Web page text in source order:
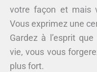
votre façon et mais
Vous exprimez une
Gardez à l’esprit
vie, vous vous
plus fort.